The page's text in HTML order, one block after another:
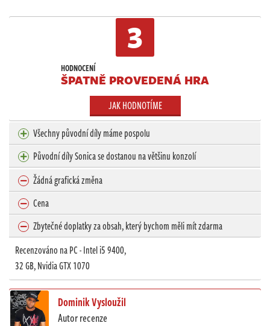
3
HODNOCENÍ
ŠPATNĚ PROVEDENÁ HRA
JAK HODNOTÍME
Všechny původní díly máme pospolu
Původní díly Sonica se dostanou na většinu konzolí
Žádná grafická změna
Cena
Zbytečné doplatky za obsah, který bychom měli mít zdarma
Recenzováno na PC - Intel i5 9400,
32 GB, Nvidia GTX 1070
Dominik Vysloužil
Autor recenze